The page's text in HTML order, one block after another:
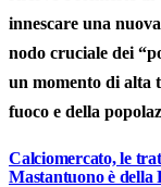
innescare una
nodo cruciale dei
un momento di alta
fuoco e della
Calciomercato, le
Mastantuono è della